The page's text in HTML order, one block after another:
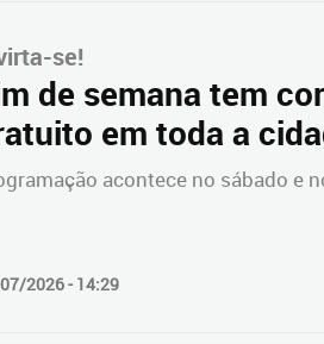
se!
de semana tem
em toda a
acontece no sábado e
2026 - 14:29